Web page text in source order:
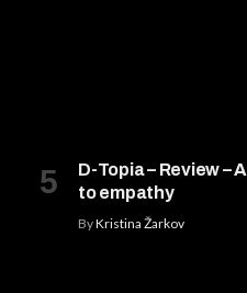
D-Topia – Review –
to empathy
ByKristina Žarkov